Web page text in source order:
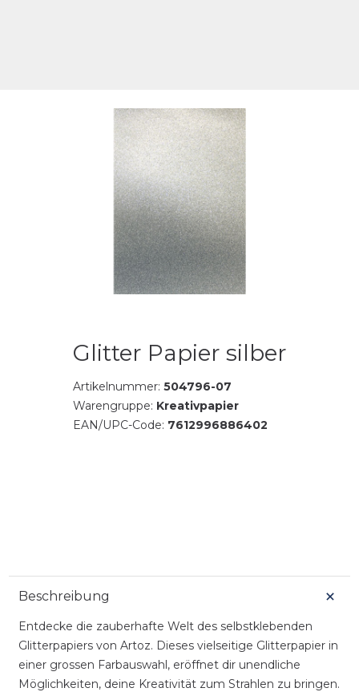
Glitter Papier silber
Artikelnummer: 504796-07
Warengruppe: Kreativpapier
EAN/UPC-Code: 7612996886402
Beschreibung
Entdecke die zauberhafte Welt des selbstklebenden
Glitterpapiers von Artoz. Dieses vielseitige Glitterpapier in
einer grossen Farbauswahl, eröffnet dir unendliche
Möglichkeiten, deine Kreativität zum Strahlen zu bringen.